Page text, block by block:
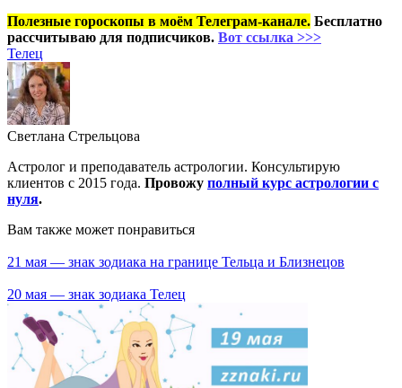
Полезные гороскопы в моём Телеграм-канале. Бесплатно
рассчитываю для подписчиков. Вот ссылка >>>
Телец
Светлана Стрельцова
Астролог и преподаватель астрологии. Консультирую
клиентов с 2015 года. Провожу полный курс астрологии с
нуля.
Вам также может понравиться
21 мая — знак зодиака на границе Тельца и Близнецов
20 мая — знак зодиака Телец